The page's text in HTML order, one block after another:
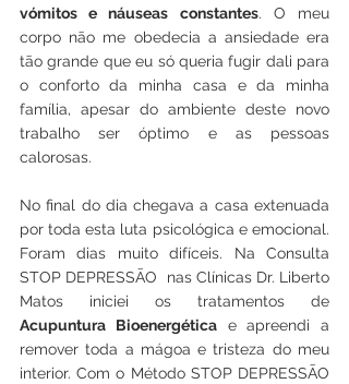
vómitos e náuseas constantes. O meu
corpo não me obedecia a ansiedade era
tão grande que eu só queria fugir dali para
o conforto da minha casa e da minha
família, apesar do ambiente deste novo
trabalho ser óptimo e as pessoas
calorosas.
No final do dia chegava a casa extenuada
por toda esta luta psicológica e emocional.
Foram dias muito difíceis. Na Consulta
STOP DEPRESSÃO  nas Clínicas Dr. Liberto
Acupuntura Bioenergética e apreendi a
remover toda a mágoa e tristeza do meu
interior. Com o Método STOP DEPRESSÃO